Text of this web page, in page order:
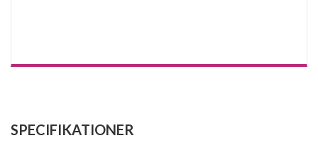
SPECIFIKATIONER